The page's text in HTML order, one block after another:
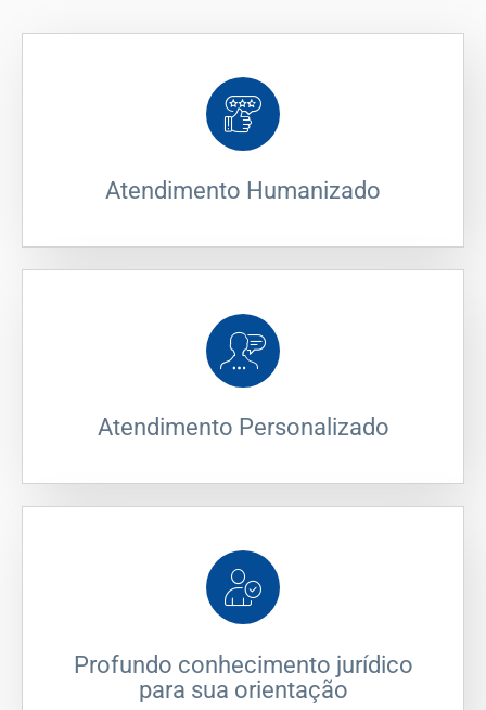
Atendimento Humanizado
Atendimento Personalizado
Profundo conhecimento jurídico
para sua orientação